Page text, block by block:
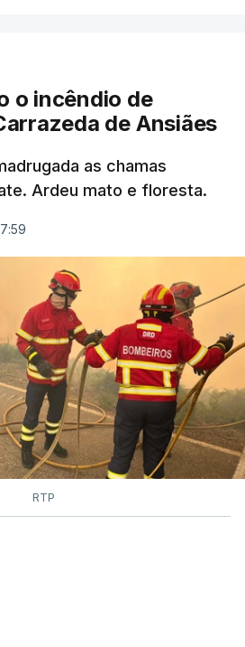
ESTÁ NESTE
o incêndio de
de Ansiães
as chamas
Ardeu mato e floresta.
RTP